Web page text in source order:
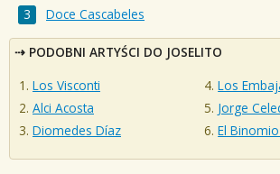
Doce Cascabeles
PODOBNI ARTYŚCI DO JOSELITO
Los Visconti
Alci Acosta
Diomedes Díaz
Los
Jorge
El